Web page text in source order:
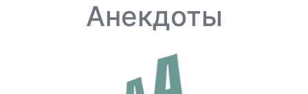
Анекдоты